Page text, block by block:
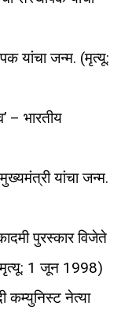
यांचा जन्म. (मृत्यू:
– भारतीय
यांचा जन्म.
पुरस्कार विजेते
1 जून 1998)
कम्युनिस्ट नेत्या